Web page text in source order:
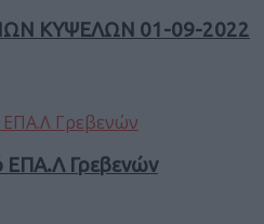
ΚΥΨΕΛΩΝ 01-09-2022
ΕΠΑ.Λ Γρεβενών